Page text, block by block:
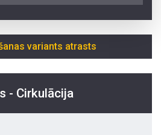
variants atrasts
- Cirkulācija